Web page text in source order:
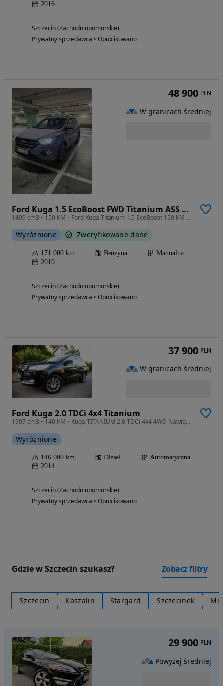
2016
Szczecin (Zachodniopomorskie)
Prywatny sprzedawca • Opublikowano
Ford Kuga 1.5 EcoBoost FWD Titanium ASS GPF
1499 cm3 • 150 KM • Ford Kuga Titanium 1.5 EcoBoost 150 KM | Salon Polska | FV 23% |
Wyróżnione Zweryfikowane dane
171 000 km Benzyna
Manualna
2019
Szczecin (Zachodniopomorskie)
Prywatny sprzedawca • Opublikowano
48 900 PLN
W granicach średniej
Ford Kuga 2.0 TDCi 4x4 Titanium
1997 cm3 • 140 KM • Kuga TITANIUM 2.0 TDCi 4x4 4WD Nawigacja Klimatronik
Wyróżnione
146 000 km Diesel
Automatyczna
2014
Szczecin (Zachodniopomorskie)
Prywatny sprzedawca • Opublikowano
37 900 PLN
W granicach średniej
Gdzie w Szczecin szukasz? Zobacz filtry
Szczecin Koszalin Stargard Szczecinek
29 900 PLN
Powyżej średniej